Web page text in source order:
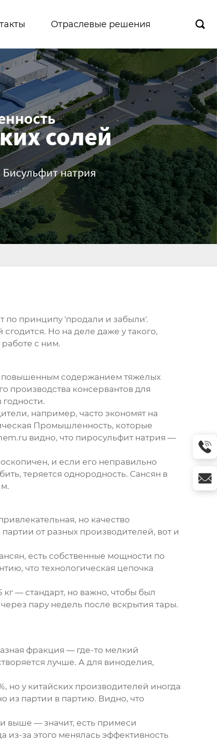
Отраслевые решения 
по принципу 'продали и забыли'.
Но на деле даже у такого,
с ним.
повышенным содержанием тяжелых
производства консервантов для
например, часто экономят на
Промышленность, которые
видно, что пиросульфит натрия —
и если его неправильно
теряется однородность. Сансян в
но качество
от разных производителей, вот и
есть собственные мощности по
что технологическая цепочка
— стандарт, но важно, чтобы был
пару недель после вскрытия тары.
фракция — где-то мелкий
лучше. А для виноделия,
но у китайских производителей иногда
из партии в партию. Видно, что
выше — значит, есть примеси
за этого менялась эффективность